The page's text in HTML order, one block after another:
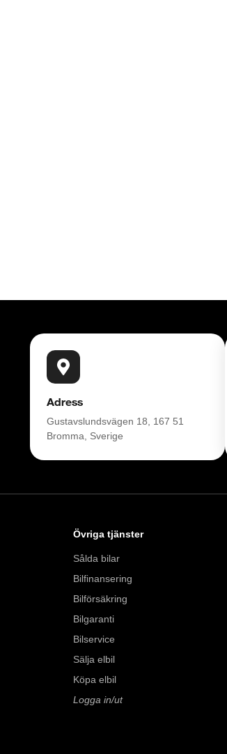
Adress
Gustavslundsvägen 18, 167 51
Bromma, Sverige
Övriga tjänster
Sålda bilar
Bilfinansering
Bilförsäkring
Bilgaranti
Bilservice
Sälja elbil
Köpa elbil
Logga in/ut